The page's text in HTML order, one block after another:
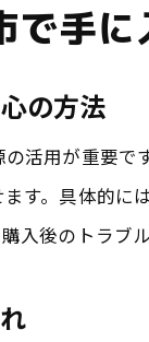
ートオークショ
古車の安心感を
田市で安心し
心感が続く中
オークション
田市で安心感を
で手
の方法
活用が重要
す。具体的
入後のトラブ